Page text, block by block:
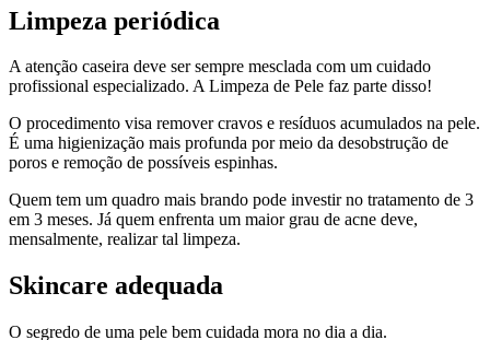
Limpeza periódica
A atenção caseira deve ser sempre mesclada com um cuidado
profissional especializado. A Limpeza de Pele faz parte disso!
O procedimento visa remover cravos e resíduos acumulados na pele.
É uma higienização mais profunda por meio da desobstrução de
poros e remoção de possíveis espinhas.
Quem tem um quadro mais brando pode investir no tratamento de 3
em 3 meses. Já quem enfrenta um maior grau de acne deve,
mensalmente, realizar tal limpeza.
Skincare adequada
O segredo de uma pele bem cuidada mora no dia a dia.